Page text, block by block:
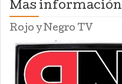
Mas información
Rojo y Negro TV